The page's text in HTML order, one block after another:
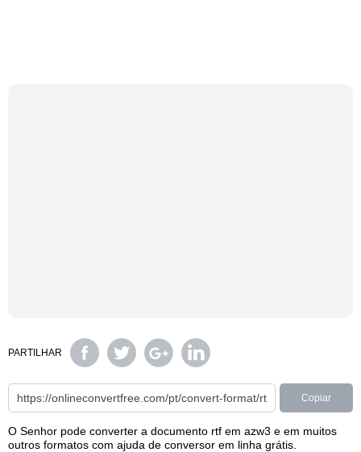
PARTILHAR
Copiar
O Senhor pode converter a documento rtf em azw3 e em muitos
outros formatos com ajuda de conversor em linha grátis.